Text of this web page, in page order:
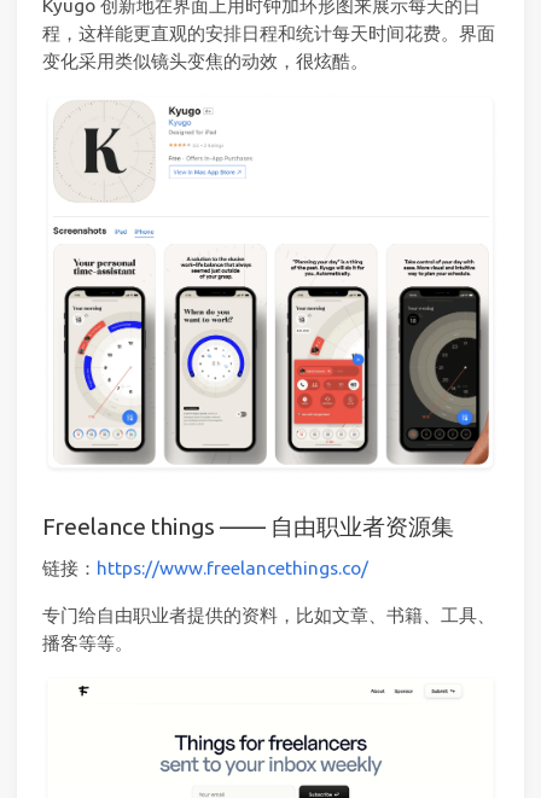
Kyugo 创新地在界面上用时钟加环形图来展示每天的日
程，这样能更直观的安排日程和统计每天时间花费。界面
变化采用类似镜头变焦的动效，很炫酷。
Freelance things —— 自由职业者资源集
链接： https://www.freelancethings.co/
专门给自由职业者提供的资料，比如文章、书籍、工具、
播客等等。